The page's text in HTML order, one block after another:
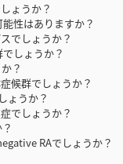
ょうか？
性はありますか？
でしょうか？
しょうか？
？
候群でしょうか？
ょうか？
でしょうか？
RAでしょうか？